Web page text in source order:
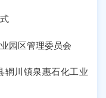
园区管理委员会
川镇泉惠石化工业